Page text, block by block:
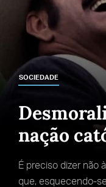
SOCIEDADE
nação
É preciso dizer não
que, esquecendo-